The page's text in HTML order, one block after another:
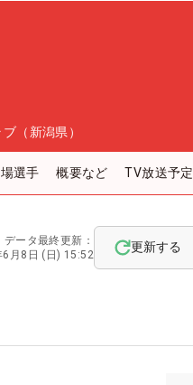
（新潟県）
選手 概要など TV放送予定
データ最終更新：
6月8日 (日) 15:52
更新する